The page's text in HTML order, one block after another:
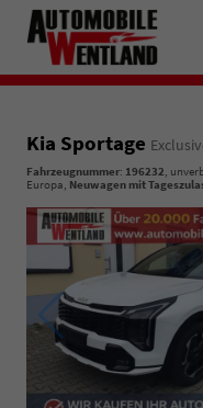
Kia Sportage
Fahrzeugnummer: 196232,
Europa, Neuwagen mit